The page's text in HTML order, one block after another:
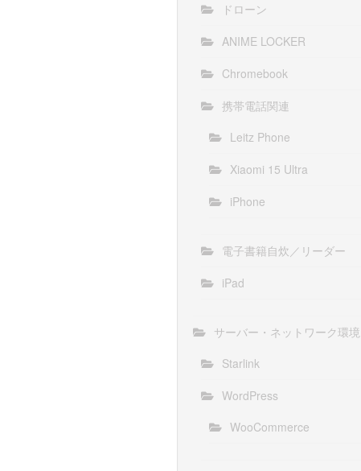
ドローン
ANIME LOCKER
Chromebook
携帯電話関連
Leitz Phone
Xiaomi 15 Ultra
iPhone
電子書籍自炊／リーダー
iPad
サーバー・ネットワーク環境
Starlink
WordPress
WooCommerce